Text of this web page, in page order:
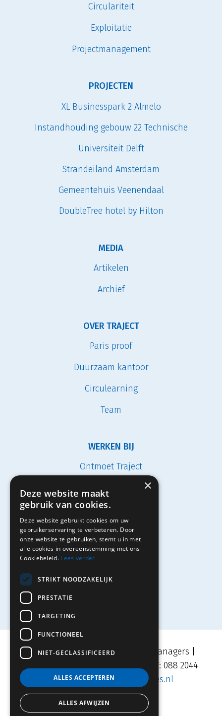
Circulariteit
Exploitatie
Projectmanagement
PROJECTEN
XL Businesspark 2 Almelo
Instandhouding gebouw 22 Technische
Universiteit Delft
Strandeiland Amsterdam
Gemeentehuis Veenendaal
DoubleTree hotel by Hilton
MEDIA
Artikelen
Archief
OVER TRAJECT
Paris proof
Duurzaam kantoor
Circulearning
Team
WERKEN BIJ
Ontmoet Traject
Vacatures
Studenten
Solliciteren
Movares | TRAJECT Adviseurs & Managers |
Velperplein 23, 6811 AH Arnhem | T: 088 2044
500 | E:info.traject@movares.nl
×
Deze website maakt
gebruik van cookies.
Deze website gebruikt cookies om uw
gebruikerservaring te verbeteren. Door
onze website te gebruiken, stemt u in met
alle cookies in overeenstemming met ons
Cookiebeleid. Lees verder
STRIKT NOODZAKELIJK
PRESTATIE
TARGETING
FUNCTIONEEL
NIET-GECLASSIFICEERD
ALLES ACCEPTEREN
ALLES AFWIJZEN